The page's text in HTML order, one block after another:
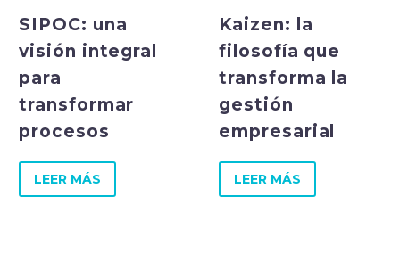
SIPOC: una
visión integral
para
transformar
procesos
LEER MÁS
Kaizen: la
filosofía que
transforma la
gestión
empresarial
LEER MÁS